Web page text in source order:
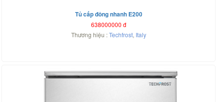
Tủ cấp đông nhanh E200
638000000 đ
Thương hiệu :Techfrost, Italy